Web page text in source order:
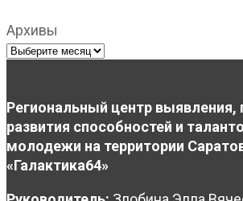
Архивы
Региональный центр выявления,
развития способностей и
молодежи на территории
«Галактика64»